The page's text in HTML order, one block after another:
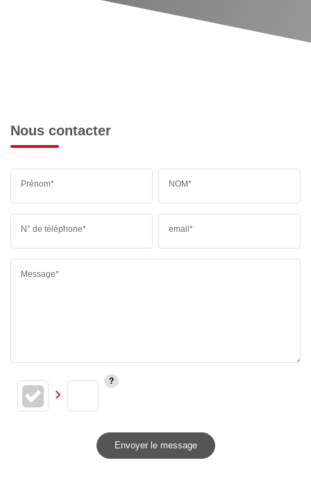
Nous contacter
Prénom* NOM*
N° de téléphone* email*
Message*
Envoyer le message